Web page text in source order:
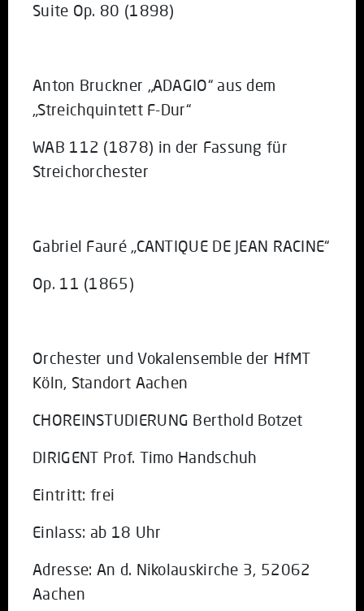
Suite Op. 80 (1898)
Anton Bruckner „ADAGIO“ aus dem
„Streichquintett F-Dur“
WAB 112 (1878) in der Fassung für
Streichorchester
Gabriel Fauré „CANTIQUE DE JEAN RACINE“
Op. 11 (1865)
Orchester und Vokalensemble der HfMT
Köln, Standort Aachen
CHOREINSTUDIERUNG Berthold Botzet
DIRIGENT Prof. Timo Handschuh
Eintritt: frei
Einlass: ab 18 Uhr
Adresse: An d. Nikolauskirche 3, 52062
Aachen